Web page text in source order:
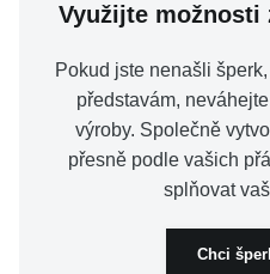
Využijte možnosti
Pokud jste nenašli
představám,
výroby. Společně
přesně podle vašich
splňovat
Chci